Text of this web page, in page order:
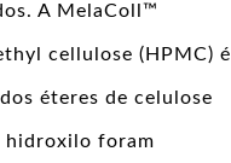
A MelaColl™
cellulose (HPMC) é
éteres de celulose
hidroxilo foram